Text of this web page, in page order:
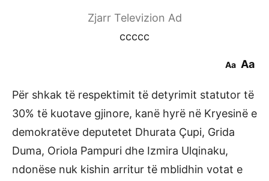
Zjarr Televizion Ad
ccccc
Aa Aa
Për shkak të respektimit të detyrimit statutor të
30% të kuotave gjinore, kanë hyrë në Kryesinë e
demokratëve deputetet Dhurata Çupi, Grida
Duma, Oriola Pampuri dhe Izmira Ulqinaku,
ndonëse nuk kishin arritur të mblidhin votat e